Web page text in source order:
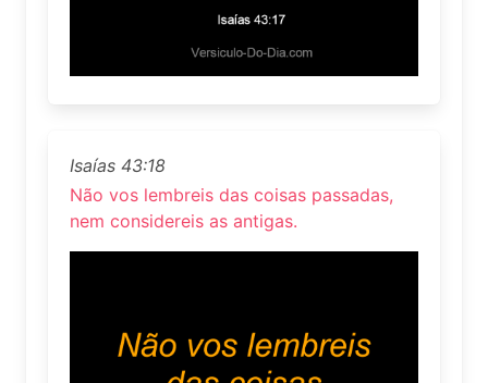
Isaías 43:18
Não vos lembreis das coisas passadas,
nem considereis as antigas.